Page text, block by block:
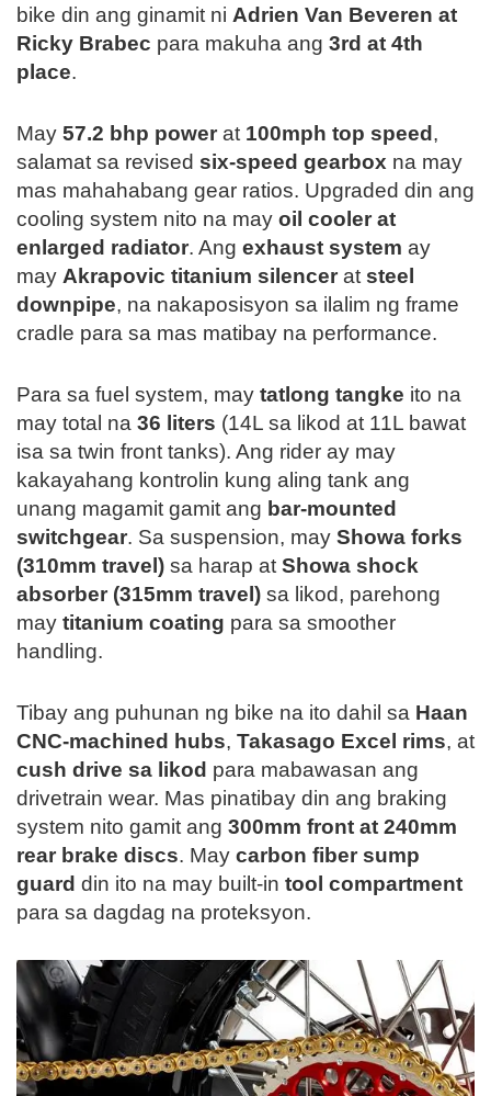
bike din ang ginamit ni Adrien Van Beveren at
Ricky Brabec para makuha ang 3rd at 4th
place.
May 57.2 bhp power at 100mph top speed ,
salamat sa revised six-speed gearbox na may
mas mahahabang gear ratios. Upgraded din ang
cooling system nito na may oil cooler at
enlarged radiator. Ang exhaust system ay
may Akrapovic titanium silencer at steel
downpipe, na nakaposisyon sa ilalim ng frame
cradle para sa mas matibay na performance.
Para sa fuel system, may tatlong tangke ito na
may total na 36 liters (14L sa likod at 11L bawat
isa sa twin front tanks). Ang rider ay may
kakayahang kontrolin kung aling tank ang
unang magamit gamit ang bar-mounted
switchgear. Sa suspension, may Showa forks
(310mm travel) sa harap at Showa shock
absorber (315mm travel) sa likod, parehong
may titanium coating para sa smoother
handling.
Tibay ang puhunan ng bike na ito dahil sa Haan
CNC-machined hubs, Takasago Excel rims, at
cush drive sa likod para mabawasan ang
drivetrain wear. Mas pinatibay din ang braking
system nito gamit ang 300mm front at 240mm
rear brake discs. May carbon fiber sump
guard din ito na may built-in tool compartment
para sa dagdag na proteksyon.